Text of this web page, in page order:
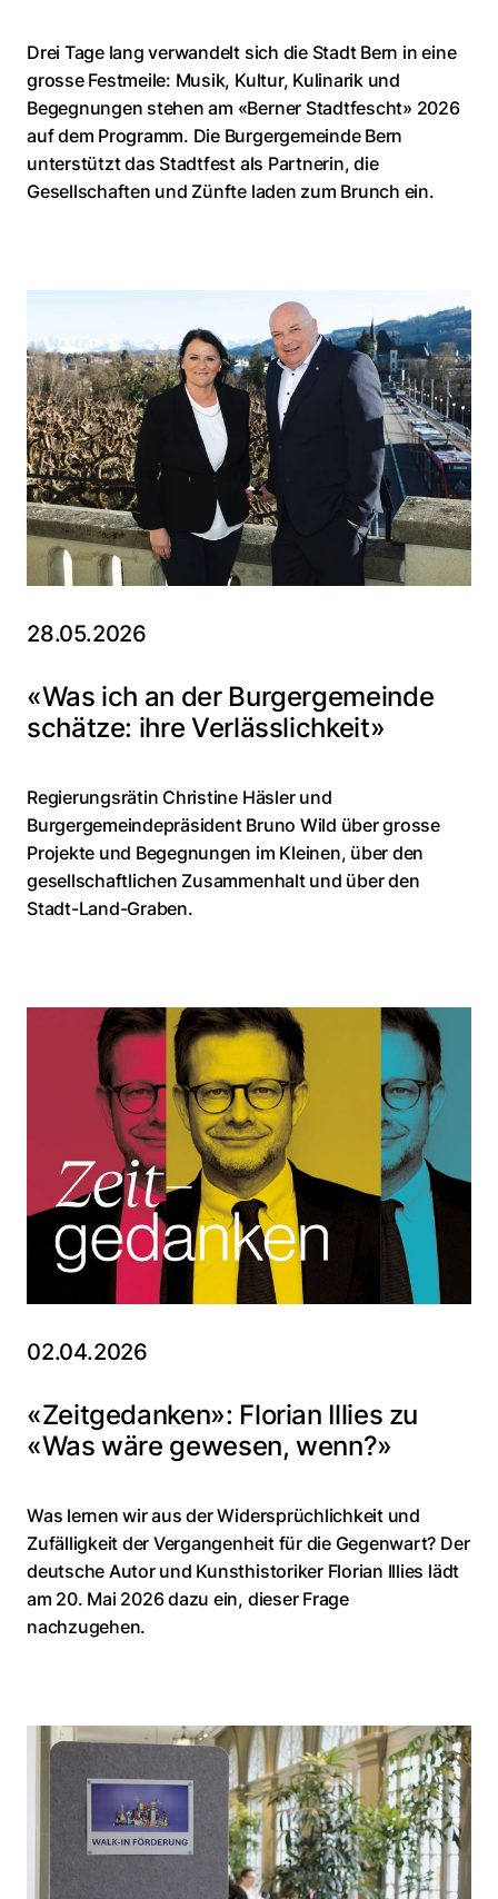
Drei Tage lang verwandelt sich die Stadt Bern in eine
grosse Festmeile: Musik, Kultur, Kulinarik und
Begegnungen stehen am «Berner Stadtfescht» 2026
auf dem Programm. Die Burgergemeinde Bern
unterstützt das Stadtfest als Partnerin, die
Gesellschaften und Zünfte laden zum Brunch ein.
28.05.2026
«Was ich an der Burgergemeinde
schätze: ihre Verlässlichkeit»
Regierungsrätin Christine Häsler und
Burgergemeindepräsident Bruno Wild über grosse
Projekte und Begegnungen im Kleinen, über den
gesellschaftlichen Zusammenhalt und über den
Stadt-Land-Graben.
02.04.2026
«Zeitgedanken»: Florian Illies zu
«Was wäre gewesen, wenn?»
Was lernen wir aus der Widersprüchlichkeit und
Zufälligkeit der Vergangenheit für die Gegenwart? Der
deutsche Autor und Kunsthistoriker Florian Illies lädt
am 20. Mai 2026 dazu ein, dieser Frage
nachzugehen.